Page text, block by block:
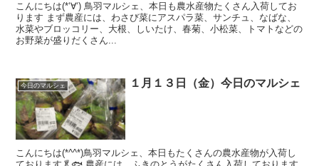
こんにちは(*‘∀‘) 鳥羽マルシェ、本日も農水産物たくさん入荷してお
ります まず農産には、わさび菜にアスパラ菜、サンチュ、なばな、
水菜やブロッコリー、大根、しいたけ、春菊、小松菜、トマトなどの
お野菜が盛りだくさん...
今日のマルシェ １月１３日（金）今日のマルシェ
こんにちは(*^^*)鳥羽マルシェ、本日もたくさんの農水産物が入荷し